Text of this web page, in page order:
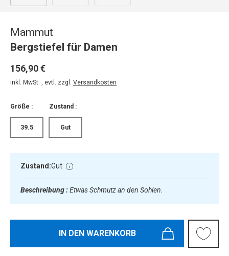
Bild 1 in Galerieansicht laden
Mammut
Bergstiefel für Damen
156,90 €
inkl. MwSt. , evtl. zzgl. Versandkosten
Größe :
39.5
Zustand :
Gut
Zustand:Gut
Beschreibung :Etwas Schmutz an den Sohlen.
IN DEN WARENKORB